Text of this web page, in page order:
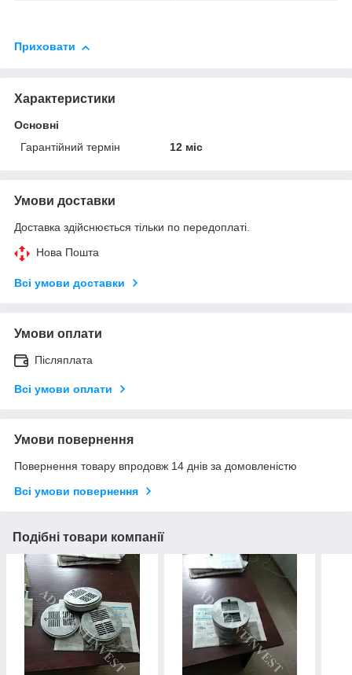
Приховати
Характеристики
Основні
Гарантійний термін
12 міс
Умови доставки
Доставка здійснюється тільки по передоплаті.
Нова Пошта
Всі умови доставки
Умови оплати
Післяплата
Всі умови оплати
Умови повернення
Повернення товару впродовж 14 днів за домовленістю
Всі умови повернення
Подібні товари компанії